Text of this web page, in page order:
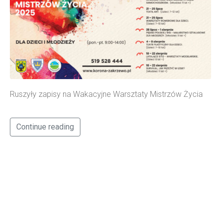
Ruszyły zapisy na Wakacyjne Warsztaty Mistrzów Życia
Continue reading